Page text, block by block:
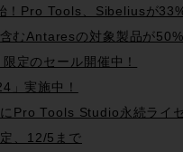
！Pro Tools、Sibeliusが
むAntaresの対象製品が
定のセール開催中！
」実施中！
Pro Tools Studio永続ライ
、12/5まで